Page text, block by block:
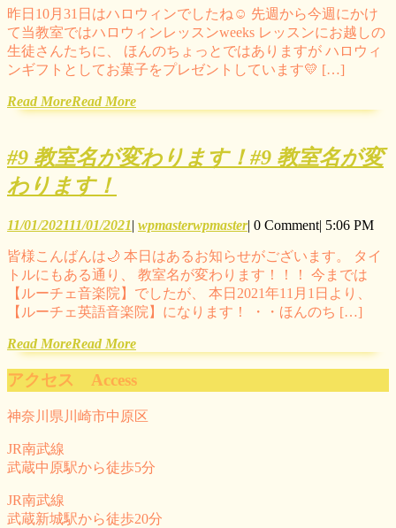
昨日10月31日はハロウィンでしたね☺ 先週から今週にかけ
て当教室ではハロウィンレッスンweeks レッスンにお越しの
生徒さんたちに、 ほんのちょっとではありますが ハロウィ
ンギフトとしてお菓子をプレゼントしています💛 […]
Read MoreRead More
#9 教室名が変わります！#9 教室名が変
わります！
11/01/202111/01/2021| wpmasterwpmaster| 0 Comment| 5:06 PM
皆様こんばんは🌙 本日はあるお知らせがございます。 タイ
トルにもある通り、 教室名が変わります！！！ 今までは
【ルーチェ音楽院】でしたが、 本日2021年11月1日より、
【ルーチェ英語音楽院】になります！ ・・ほんのち […]
Read MoreRead More
アクセス Access
神奈川県川崎市中原区
JR南武線
武蔵中原駅から徒歩5分
JR南武線
武蔵新城駅から徒歩20分